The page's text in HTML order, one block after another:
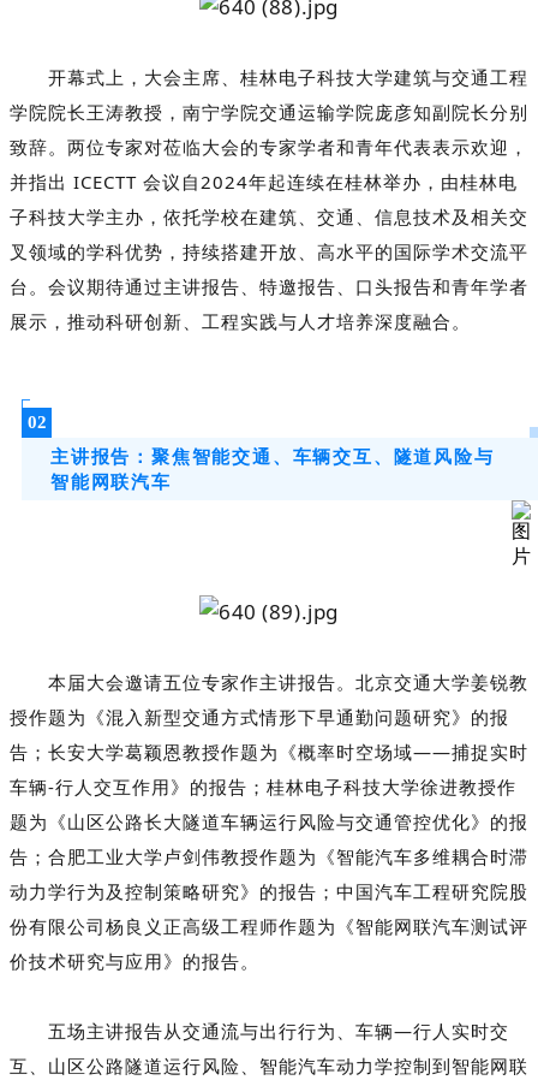
开幕式上，大会主席、桂林电子科技大学建筑与交通工程
学院院长王涛教授，南宁学院交通运输学院庞彦知副院长分别
致辞。两位专家对莅临大会的专家学者和青年代表表示欢迎，
并指出 ICECTT 会议自2024年起连续在桂林举办，由桂林电
子科技大学主办，依托学校在建筑、交通、信息技术及相关交
叉领域的学科优势，持续搭建开放、高水平的国际学术交流平
台。会议期待通过主讲报告、特邀报告、口头报告和青年学者
展示，推动科研创新、工程实践与人才培养深度融合。
02
主讲报告：聚焦智能交通、车辆交互、隧道风险与
智能网联汽车
本届大会邀请五位专家作主讲报告。北京交通大学姜锐教
授作题为《混入新型交通方式情形下早通勤问题研究》的报
告；长安大学葛颖恩教授作题为《概率时空场域——捕捉实时
车辆-行人交互作用》的报告；桂林电子科技大学徐进教授作
题为《山区公路长大隧道车辆运行风险与交通管控优化》的报
告；合肥工业大学卢剑伟教授作题为《智能汽车多维耦合时滞
动力学行为及控制策略研究》的报告；中国汽车工程研究院股
份有限公司杨良义正高级工程师作题为《智能网联汽车测试评
价技术研究与应用》的报告。
五场主讲报告从交通流与出行行为、车辆—行人实时交
互、山区公路隧道运行风险、智能汽车动力学控制到智能网联